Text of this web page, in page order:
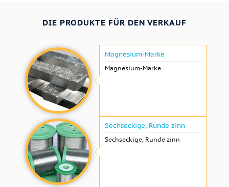
DIE PRODUKTE FÜR DEN VERKAUF
Magnesium-Marke
Magnesium-Marke
Sechseckige, Runde zinn
Sechseckige, Runde zinn